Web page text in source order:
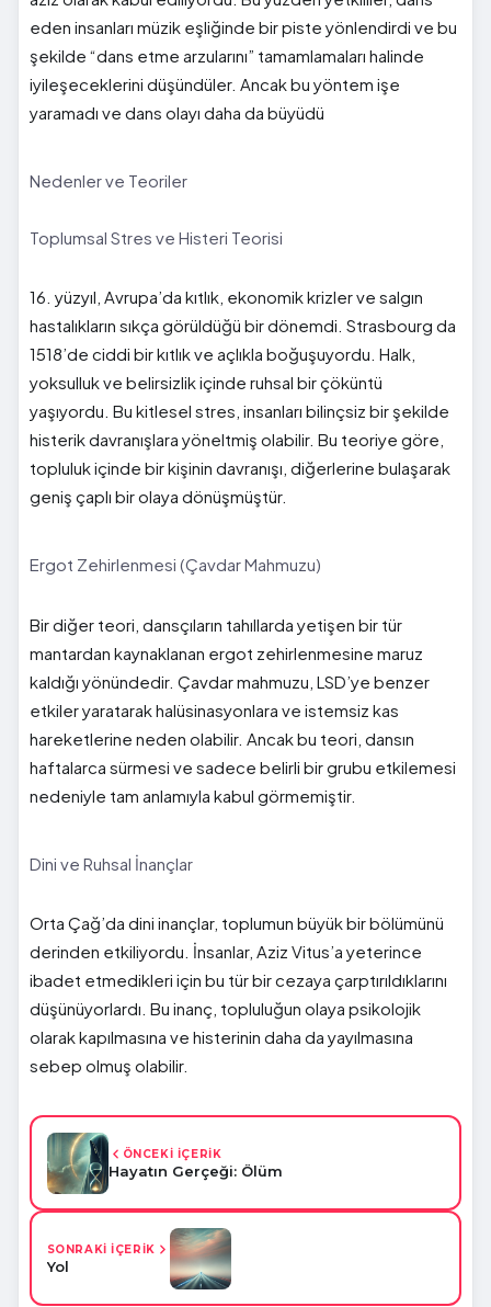
eden insanları müzik eşliğinde bir piste yönlendirdi ve bu
şekilde “dans etme arzularını” tamamlamaları halinde
iyileşeceklerini düşündüler. Ancak bu yöntem işe
yaramadı ve dans olayı daha da büyüdü
Nedenler ve Teoriler
Toplumsal Stres ve Histeri Teorisi
16. yüzyıl, Avrupa’da kıtlık, ekonomik krizler ve salgın
hastalıkların sıkça görüldüğü bir dönemdi. Strasbourg da
1518’de ciddi bir kıtlık ve açlıkla boğuşuyordu. Halk,
yoksulluk ve belirsizlik içinde ruhsal bir çöküntü
yaşıyordu. Bu kitlesel stres, insanları bilinçsiz bir şekilde
histerik davranışlara yöneltmiş olabilir. Bu teoriye göre,
topluluk içinde bir kişinin davranışı, diğerlerine bulaşarak
geniş çaplı bir olaya dönüşmüştür.
Ergot Zehirlenmesi (Çavdar Mahmuzu)
Bir diğer teori, dansçıların tahıllarda yetişen bir tür
mantardan kaynaklanan ergot zehirlenmesine maruz
kaldığı yönündedir. Çavdar mahmuzu, LSD’ye benzer
etkiler yaratarak halüsinasyonlara ve istemsiz kas
hareketlerine neden olabilir. Ancak bu teori, dansın
haftalarca sürmesi ve sadece belirli bir grubu etkilemesi
nedeniyle tam anlamıyla kabul görmemiştir.
Dini ve Ruhsal İnançlar
Orta Çağ’da dini inançlar, toplumun büyük bir bölümünü
derinden etkiliyordu. İnsanlar, Aziz Vitus’a yeterince
ibadet etmedikleri için bu tür bir cezaya çarptırıldıklarını
düşünüyorlardı. Bu inanç, topluluğun olaya psikolojik
olarak kapılmasına ve histerinin daha da yayılmasına
sebep olmuş olabilir.
ÖNCEKİ İÇERİK
Hayatın Gerçeği: Ölüm
SONRAKİ İÇERİK
Yol